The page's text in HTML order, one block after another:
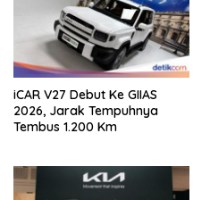
iCAR V27 Debut Ke GIIAS
2026, Jarak Tempuhnya
Tembus 1.200 Km